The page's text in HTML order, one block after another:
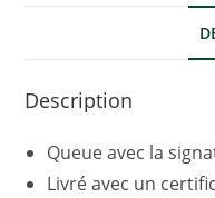
Description
Queue avec la
Livré avec un